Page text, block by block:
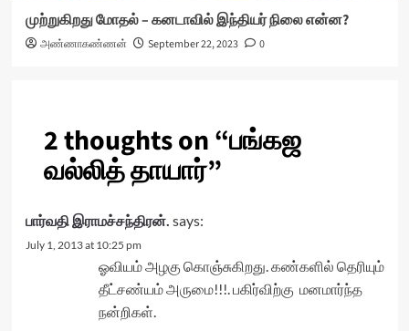
முற்றுகிறது மோதல் – கனடாவில் இந்தியர் நிலை என்ன?
அண்ணாகண்ணன் September 22, 2023 0
2 thoughts on “பங்கஜ
வல்லித் தாயார்”
பார்வதி இராமச்சந்திரன். says:
July 1, 2013 at 10:25 pm
ஓவியம் அழகு கொஞ்சுகிறது. கண்களில் தெரியும்
தீட்சண்யம் அருமை!!!. பகிர்விற்கு மனமார்ந்த
நன்றிகள்.